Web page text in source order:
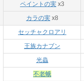
ペイントの実x3
カラの実x8
セッチャクロアリ
王族カナブン
光蟲
不老蛾